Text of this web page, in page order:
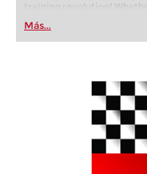
training revolution!
first steps into the world of
playing at a tournament
train more efficiently,
Más...